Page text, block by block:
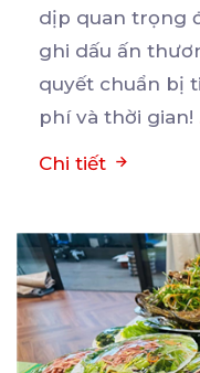
dịp quan trọng
ghi dấu ấn
quyết chuẩn bị
phí và thời gian!
Chi tiết